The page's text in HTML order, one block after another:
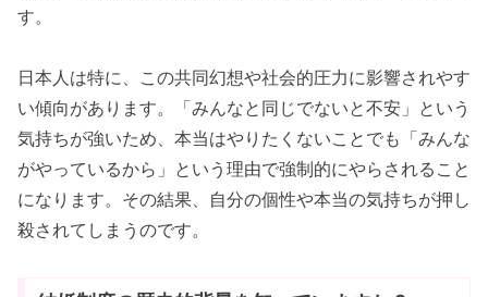
す。
日本人は特に、この共同幻想や社会的圧力に影響されやす
い傾向があります。「みんなと同じでないと不安」という
気持ちが強いため、本当はやりたくないことでも「みんな
がやっているから」という理由で強制的にやらされること
になります。その結果、自分の個性や本当の気持ちが押し
殺されてしまうのです。